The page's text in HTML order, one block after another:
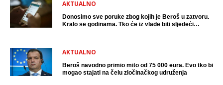
AKTUALNO
Donosimo sve poruke zbog kojih je Beroš u zatvoru.
Kralo se godinama. Tko će iz vlade biti sljedeći
AKTUALNO
Beroš navodno primio mito od 75 000 eura. Evo tko bi
mogao stajati na čelu zločinačkog udruženja